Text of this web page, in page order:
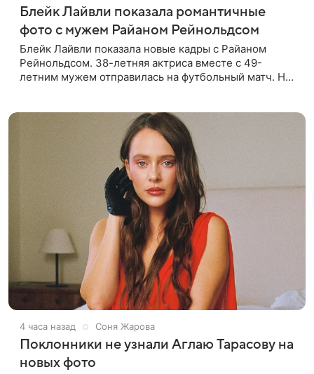
Блейк Лайвли показала романтичные
фото с мужем Райаном Рейнольдсом
Блейк Лайвли показала новые кадры с Райаном
Рейнольдсом. 38-летняя актриса вместе с 49-
летним мужем отправилась на футбольный матч. На
4 часа назад Соня Жарова
Поклонники не узнали Аглаю Тарасову на
новых фото